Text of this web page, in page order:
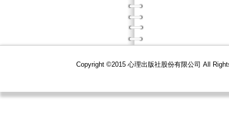
Copyright ©2015 心理出版社股份有限公司 All